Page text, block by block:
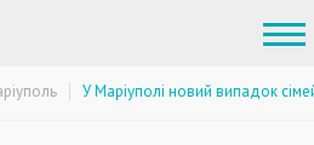
У Маріуполі новий випадок